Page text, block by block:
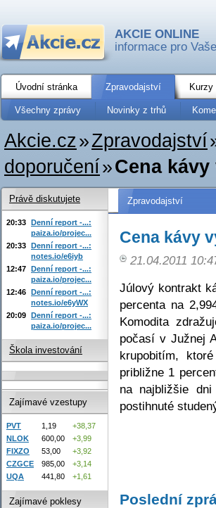
AKCIE ONLINE
informace pro
Úvodní stránka Zpravodajství Kurzy
Všechny zprávy Novinky z trhů
Akcie.cz»Zpravodajství
doporučení»Cena
Zpravodajství
Cena kávy
21.04.2011
Júlový kontrakt
percenta na
Komodita
počasí v Južnej
krupobitím,
približne 1
na najbližšie
postihnuté
Poslední
Právě diskutujete
20:33 Denní report -...:
paiza.io/projec...
20:33 Denní report -...:
notes.io/e6iyb
12:47 Denní report -...:
paiza.io/projec...
12:46 Denní report -...:
notes.io/e6yWX
20:09 Denní report -...:
paiza.io/projec...
Škola investování
Zajímavé vzestupy
PVT 1,19
+38,37
NLOK
600,00
+3,99
FIXZO
53,00
+3,92
CZGCE
985,00
+3,14
UQA
441,80 +1,61
Zajímavé poklesy